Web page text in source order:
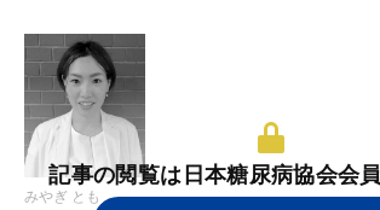
みやぎ とも
記事の閲覧は日本糖尿病協会会員